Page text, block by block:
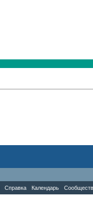
Справка Календарь